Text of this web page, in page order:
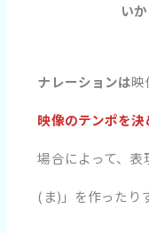
いか
ナレーションは映
映像のテンポを決
場合によって、
(ま)」を作ったり